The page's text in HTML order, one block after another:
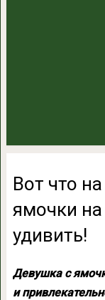
Вот что
ямочки
удивить!
Девушка с
и